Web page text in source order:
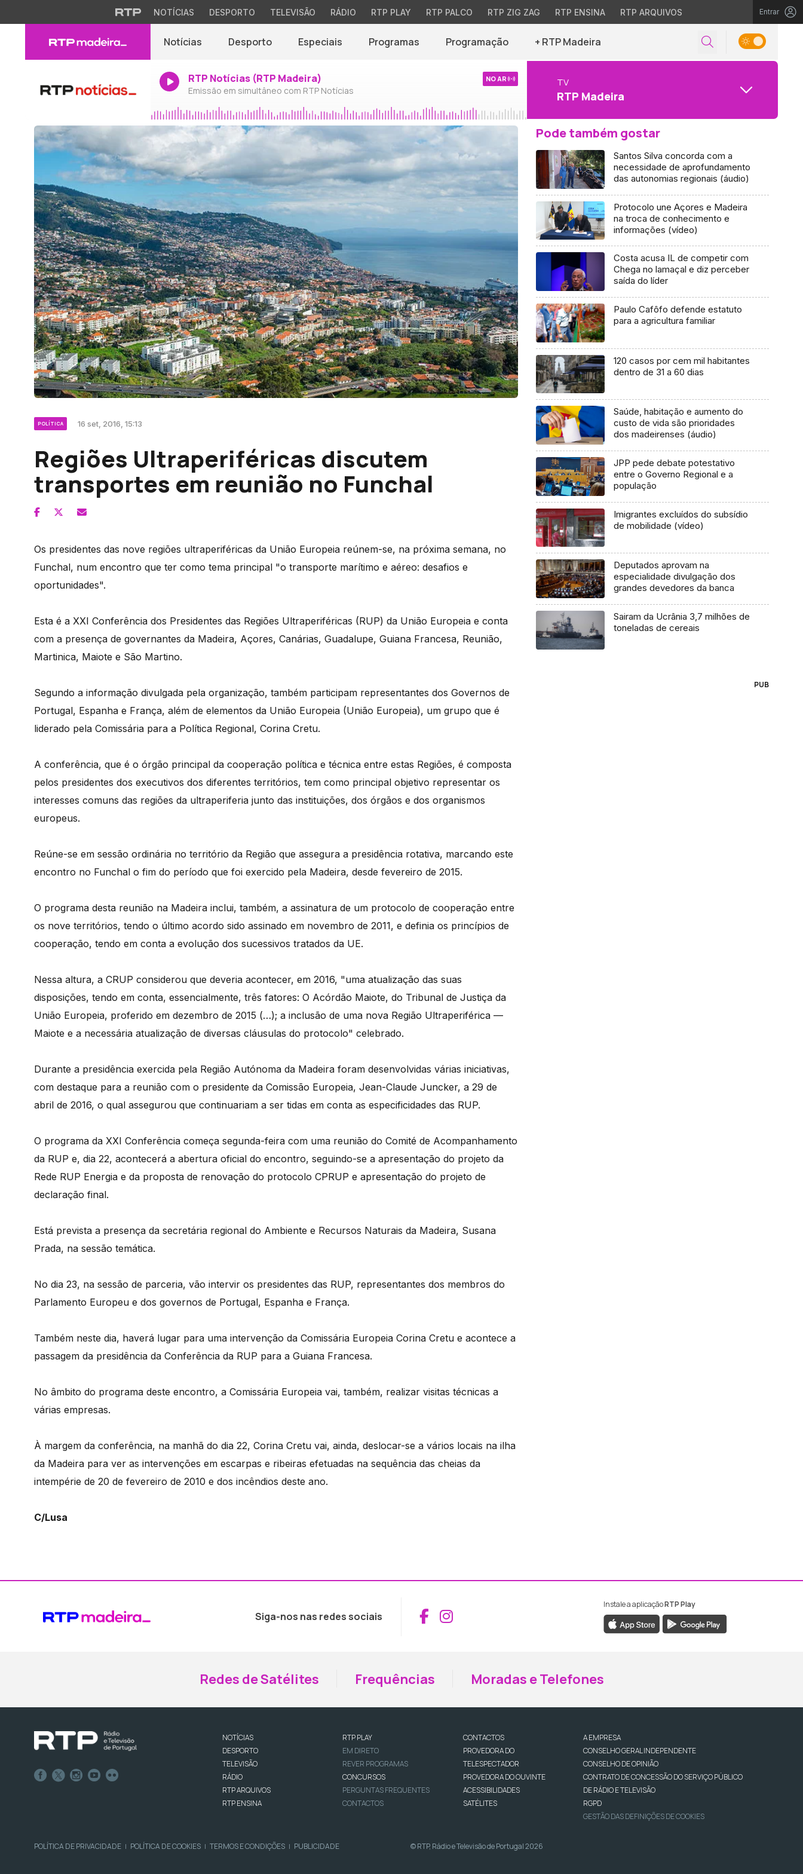
NOTÍCIAS DESPORTO TELEVISÃO RÁDIO RTP PLAY RTP PALCO RTP ZIG ZAG RTP ENSINA RTP ARQUIVOS Entrar
Notícias Desporto Especiais Programas Programação + RTP Madeira
RTP Notícias (RTP Madeira)
Emissão em simultâneo com RTP Notícias
NO AR TV
RTP Madeira
POLÍTICA 16 set, 2016, 15:13
Regiões Ultraperiféricas discutem
transportes em reunião no Funchal
Os presidentes das nove regiões ultraperiféricas da União Europeia reúnem-se, na próxima semana, no
Funchal, num encontro que ter como tema principal "o transporte marítimo e aéreo: desafios e
oportunidades".
Esta é a XXI Conferência dos Presidentes das Regiões Ultraperiféricas (RUP) da União Europeia e conta
com a presença de governantes da Madeira, Açores, Canárias, Guadalupe, Guiana Francesa, Reunião,
Martinica, Maiote e São Martino.
Segundo a informação divulgada pela organização, também participam representantes dos Governos de
Portugal, Espanha e França, além de elementos da União Europeia (União Europeia), um grupo que é
liderado pela Comissária para a Política Regional, Corina Cretu.
A conferência, que é o órgão principal da cooperação política e técnica entre estas Regiões, é composta
pelos presidentes dos executivos dos diferentes territórios, tem como principal objetivo representar os
interesses comuns das regiões da ultraperiferia junto das instituições, dos órgãos e dos organismos
europeus.
Reúne-se em sessão ordinária no território da Região que assegura a presidência rotativa, marcando este
encontro no Funchal o fim do período que foi exercido pela Madeira, desde fevereiro de 2015.
O programa desta reunião na Madeira inclui, também, a assinatura de um protocolo de cooperação entre
os nove territórios, tendo o último acordo sido assinado em novembro de 2011, e definia os princípios de
cooperação, tendo em conta a evolução dos sucessivos tratados da UE.
Nessa altura, a CRUP considerou que deveria acontecer, em 2016, "uma atualização das suas
disposições, tendo em conta, essencialmente, três fatores: O Acórdão Maiote, do Tribunal de Justiça da
União Europeia, proferido em dezembro de 2015 (…); a inclusão de uma nova Região Ultraperiférica —
Maiote e a necessária atualização de diversas cláusulas do protocolo" celebrado.
Durante a presidência exercida pela Região Autónoma da Madeira foram desenvolvidas várias iniciativas,
com destaque para a reunião com o presidente da Comissão Europeia, Jean-Claude Juncker, a 29 de
abril de 2016, o qual assegurou que continuariam a ser tidas em conta as especificidades das RUP.
O programa da XXI Conferência começa segunda-feira com uma reunião do Comité de Acompanhamento
da RUP e, dia 22, acontecerá a abertura oficial do encontro, seguindo-se a apresentação do projeto da
Rede RUP Energia e da proposta de renovação do protocolo CPRUP e apresentação do projeto de
declaração final.
Está prevista a presença da secretária regional do Ambiente e Recursos Naturais da Madeira, Susana
Prada, na sessão temática.
No dia 23, na sessão de parceria, vão intervir os presidentes das RUP, representantes dos membros do
Parlamento Europeu e dos governos de Portugal, Espanha e França.
Também neste dia, haverá lugar para uma intervenção da Comissária Europeia Corina Cretu e acontece a
passagem da presidência da Conferência da RUP para a Guiana Francesa.
No âmbito do programa deste encontro, a Comissária Europeia vai, também, realizar visitas técnicas a
várias empresas.
À margem da conferência, na manhã do dia 22, Corina Cretu vai, ainda, deslocar-se a vários locais na ilha
da Madeira para ver as intervenções em escarpas e ribeiras efetuadas na sequência das cheias da
intempérie de 20 de fevereiro de 2010 e dos incêndios deste ano.
C/Lusa
Pode também gostar
Santos Silva concorda com a
necessidade de aprofundamento
das autonomias regionais (áudio)
Protocolo une Açores e Madeira
na troca de conhecimento e
informações (vídeo)
Costa acusa IL de competir com
Chega no lamaçal e diz perceber
saída do líder
Paulo Cafôfo defende estatuto
para a agricultura familiar
120 casos por cem mil habitantes
dentro de 31 a 60 dias
Saúde, habitação e aumento do
custo de vida são prioridades
dos madeirenses (áudio)
JPP pede debate potestativo
entre o Governo Regional e a
população
Imigrantes excluídos do subsídio
de mobilidade (vídeo)
Deputados aprovam na
especialidade divulgação dos
grandes devedores da banca
Sairam da Ucrânia 3,7 milhões de
toneladas de cereais
PUB
Siga-nos nas redes sociais Aceder ao Facebook da RTP Madeira
Aceder ao Instagram da RTP Madeira
Instale a aplicaçãoRTP Play
Redes de Satélites Frequências Moradas e Telefones
NOTÍCIAS
DESPORTO
TELEVISÃO
RÁDIO
RTP ARQUIVOS
RTP ENSINA
RTP PLAY
EM DIRETO
REVER PROGRAMAS
CONCURSOS
PERGUNTAS FREQUENTES
CONTACTOS
CONTACTOS
PROVEDORA DO
TELESPECTADOR
PROVEDORA DO OUVINTE
ACESSIBILIDADES
SATÉLITES
A EMPRESA
CONSELHO GERAL INDEPENDENTE
CONSELHO DE OPINIÃO
CONTRATO DE CONCESSÃO DO SERVIÇO PÚBLICO
DE RÁDIO E TELEVISÃO
RGPD
GESTÃO DAS DEFINIÇÕES DE COOKIES
POLÍTICA DE PRIVACIDADE | POLÍTICA DE COOKIES | TERMOS E CONDIÇÕES | PUBLICIDADE © RTP, Rádio e Televisão de Portugal 2026